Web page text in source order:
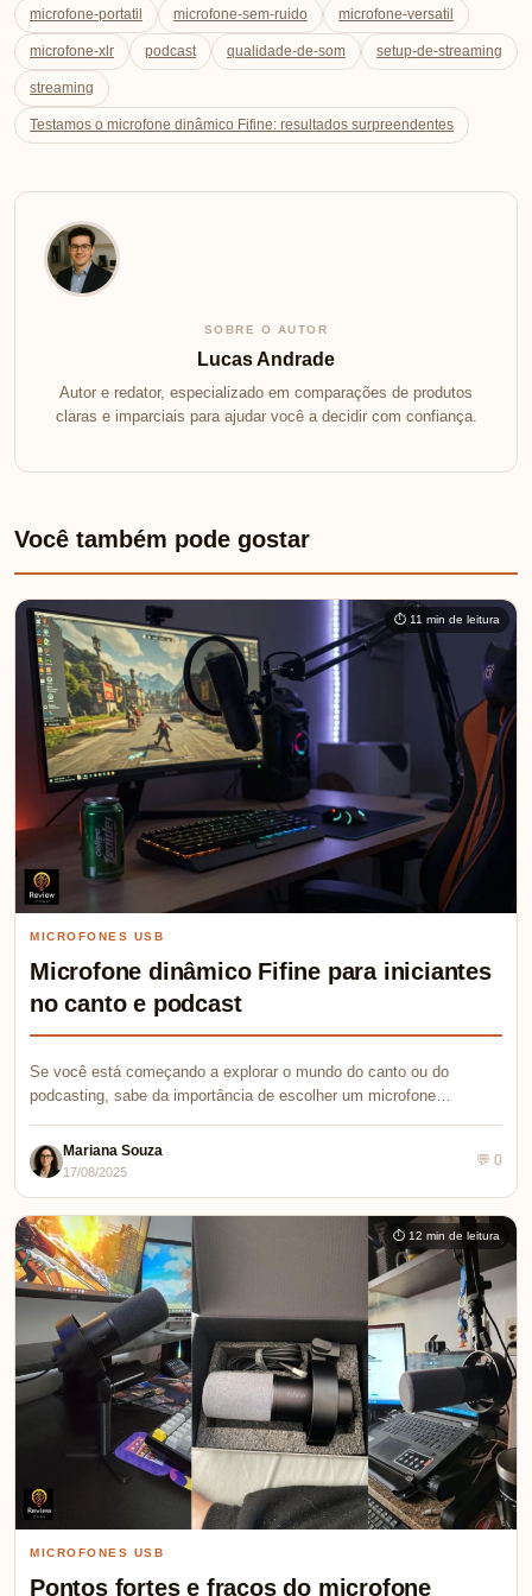
microfone-portatil microfone-sem-ruido microfone-versatil
microfone-xlr podcast qualidade-de-som setup-de-streaming
streaming
Testamos o microfone dinâmico Fifine: resultados surpreendentes
SOBRE O AUTOR
Lucas Andrade
Autor e redator, especializado em comparações de produtos
claras e imparciais para ajudar você a decidir com confiança.
Você também pode gostar
⏱ 11 min de leitura
MICROFONES USB
Microfone dinâmico Fifine para iniciantes
no canto e podcast
Se você está começando a explorar o mundo do canto ou do
podcasting, sabe da importância de escolher um microfone…
Mariana Souza
17/08/2025
💬 0
⏱ 12 min de leitura
MICROFONES USB
Pontos fortes e fracos do microfone